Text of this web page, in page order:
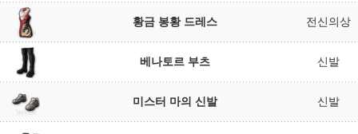
황금 봉황 드레스 전신의상
베나토르 부츠 신발
미스터 마의 신발 신발